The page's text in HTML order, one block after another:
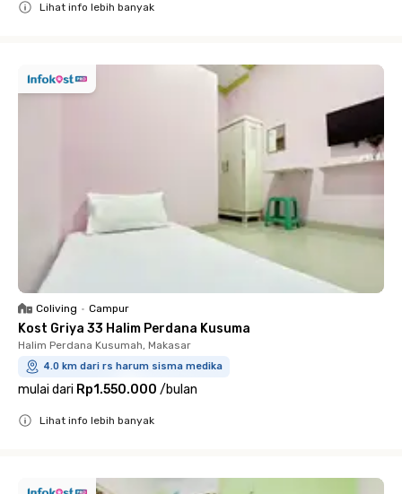
Lihat info lebih banyak
Coliving • Campur
Kost Griya 33 Halim Perdana Kusuma
Halim Perdana Kusumah, Makasar
4.0 km dari rs harum sisma medika
mulai dari Rp1.550.000 /bulan
Lihat info lebih banyak